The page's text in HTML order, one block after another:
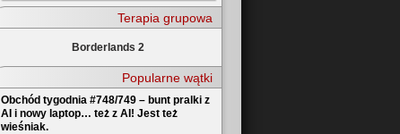
Terapia grupowa
Borderlands 2
Popularne wątki
Obchód tygodnia #748/749 – bunt pralki z
AI i nowy laptop… też z AI! Jest też
wieśniak.